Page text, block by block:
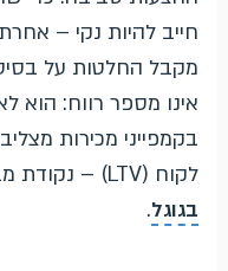
חייב להיות נקי –
אינו מספר רווח: הוא
לקוח (LTV) – נקודת מבט מרכזית
בגוגל.